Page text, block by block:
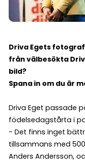
Driva Egets
från välbesökta
bild?
Spana in om du är
Driva Eget passade
födelsedagstårta i
- Det finns inget
tillsammans med
Anders Andersson,